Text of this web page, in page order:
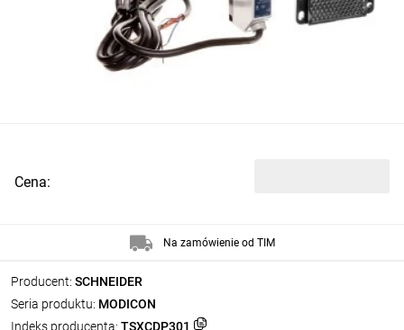
Producent: SCHNEIDER
Seria produktu: MODICON
Indeks producenta: TSXCDP301
Cena:
Na zamówienie od TIM